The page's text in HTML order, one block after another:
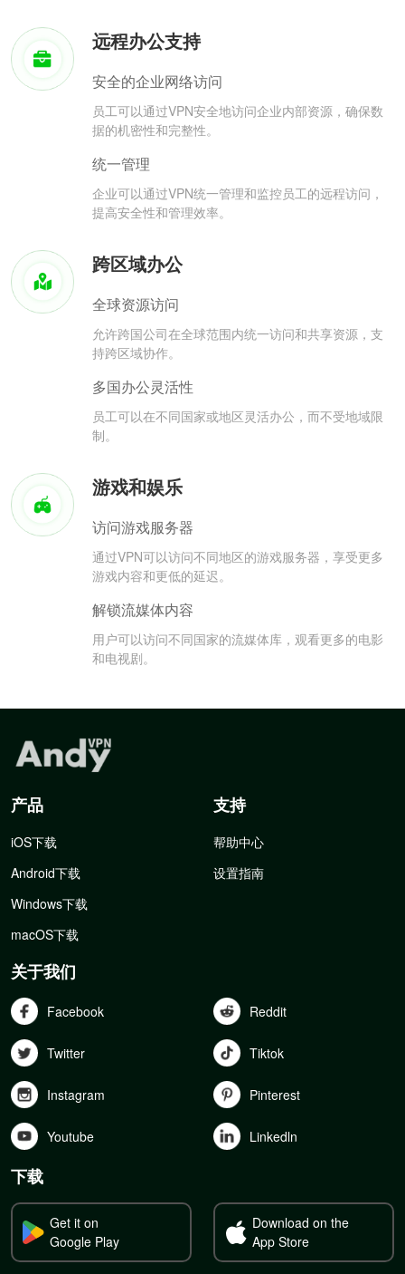
远程办公支持
安全的企业网络访问
员工可以通过VPN安全地访问企业内部资源，确保数
据的机密性和完整性。
统一管理
企业可以通过VPN统一管理和监控员工的远程访问，
提高安全性和管理效率。
跨区域办公
全球资源访问
允许跨国公司在全球范围内统一访问和共享资源，支
持跨区域协作。
多国办公灵活性
员工可以在不同国家或地区灵活办公，而不受地域限
制。
游戏和娱乐
访问游戏服务器
通过VPN可以访问不同地区的游戏服务器，享受更多
游戏内容和更低的延迟。
解锁流媒体内容
用户可以访问不同国家的流媒体库，观看更多的电影
和电视剧。
产品
iOS下载
Android下载
Windows下载
macOS下载
支持
帮助中心
设置指南
关于我们
Facebook Reddit
Twitter Tiktok
Instagram Pinterest
Youtube Linkedln
下载
Get it on
Google Play
Download on the
App Store